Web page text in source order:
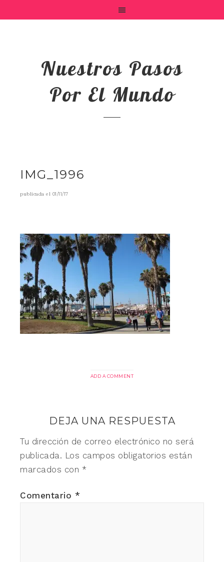
Nuestros Pasos
Por El Mundo
IMG_1996
publicada el 01/11/17
ADD A COMMENT
DEJA UNA RESPUESTA
Tu dirección de correo electrónico no será
publicada. Los campos obligatorios están
marcados con *
Comentario *